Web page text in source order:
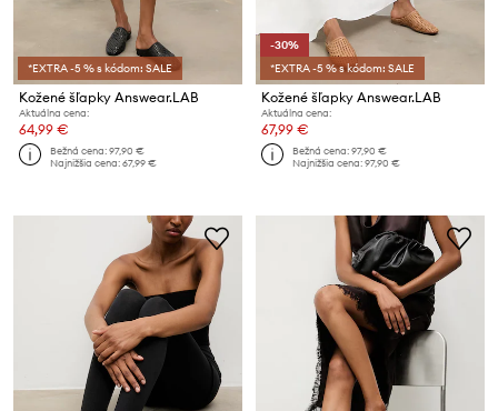
*EXTRA -5 % s kódom: SALE
Kožené šľapky Answear.LAB
Aktuálna cena:
64,99 €
Bežná cena:97,90 €
Najnižšia cena:67,99 €
-30%
*EXTRA -5 % s kódom: SALE
Kožené šľapky Answear.LAB
Aktuálna cena:
67,99 €
Bežná cena:97,90 €
Najnižšia cena:97,90 €